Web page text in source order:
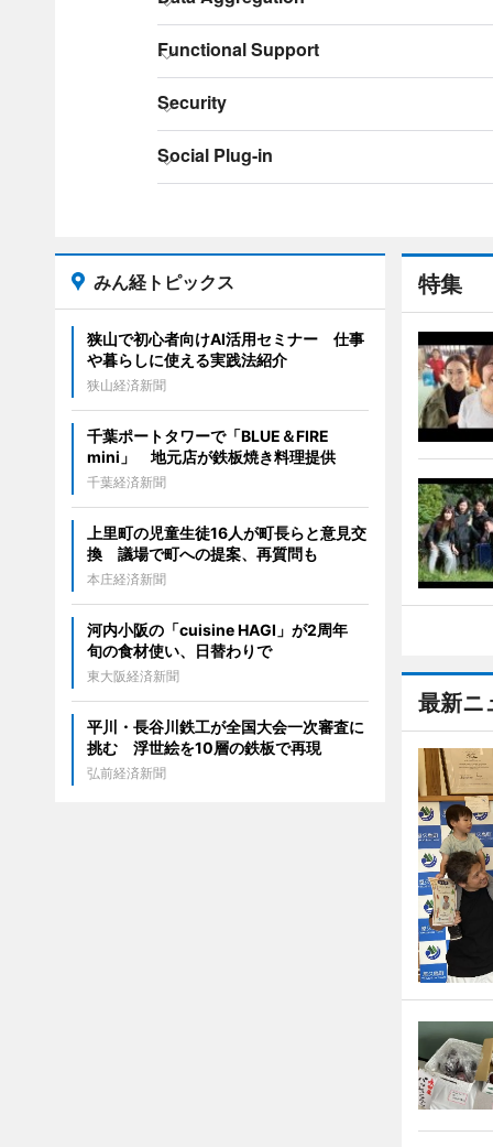
特集
最新ニ
みん経トピックス
狭山で初心者向けAI活用セミナー 仕事
や暮らしに使える実践法紹介
狭山経済新聞
千葉ポートタワーで「BLUE＆FIRE
mini」 地元店が鉄板焼き料理提供
千葉経済新聞
上里町の児童生徒16人が町長らと意見交
換 議場で町への提案、再質問も
本庄経済新聞
河内小阪の「cuisine HAGI」が2周年
旬の食材使い、日替わりで
東大阪経済新聞
平川・長谷川鉄工が全国大会一次審査に
挑む 浮世絵を10層の鉄板で再現
弘前経済新聞